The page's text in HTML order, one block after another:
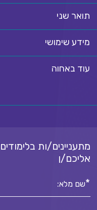
תואר שני
מידע שימושי
עוד באחוה
מתעניינים/ות
אליכם/ן
שם מלא:*